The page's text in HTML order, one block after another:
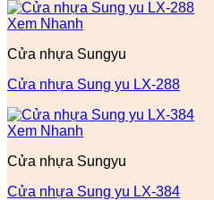
Xem Nhanh
Cửa nhựa Sungyu
Cửa nhựa Sung yu LX-288
Xem Nhanh
Cửa nhựa Sungyu
Cửa nhựa Sung yu LX-384